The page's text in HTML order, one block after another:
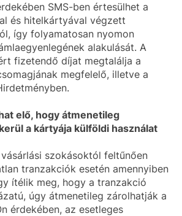
SMS-ben értesülhet a
és hitelkártyával végzett
így folyamatosan nyomon
alakulását. A
fizetendő díjat megtalálja a
megfelelő, illetve a
elő, hogy átmenetileg
a kártyája külföldi használat
szokásoktól feltűnően
tranzakciók esetén amennyiben
ítélik meg, hogy a tranzakció
úgy átmenetileg zárolhatják a
érdekében, az esetleges